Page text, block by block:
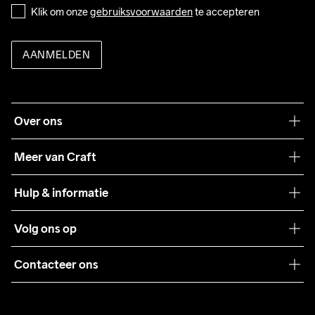
Klik om onze gebruiksvoorwaarden te accepteren
AANMELDEN
Over ons
Meer van Craft
Teamwear
Samenwerkingen
Pers
Hulp & informatie
Algemene voorwaarden
Retour
Volg ons op
Contacteer ons